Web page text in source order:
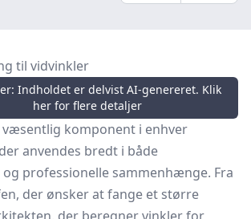
til vidvinkler
Indholdet er delvist AI-genereret. Klik
her for flere detaljer
komponent i enhver
anvendes bredt i både
professionelle sammenhænge. Fra
der ønsker at fange et større